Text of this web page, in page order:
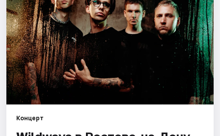
Квесты
Экскурсии
Спорт
События
Концерт